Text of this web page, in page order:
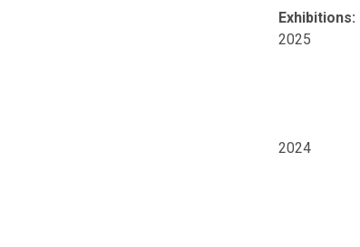
Exhibitions:
2025
2024